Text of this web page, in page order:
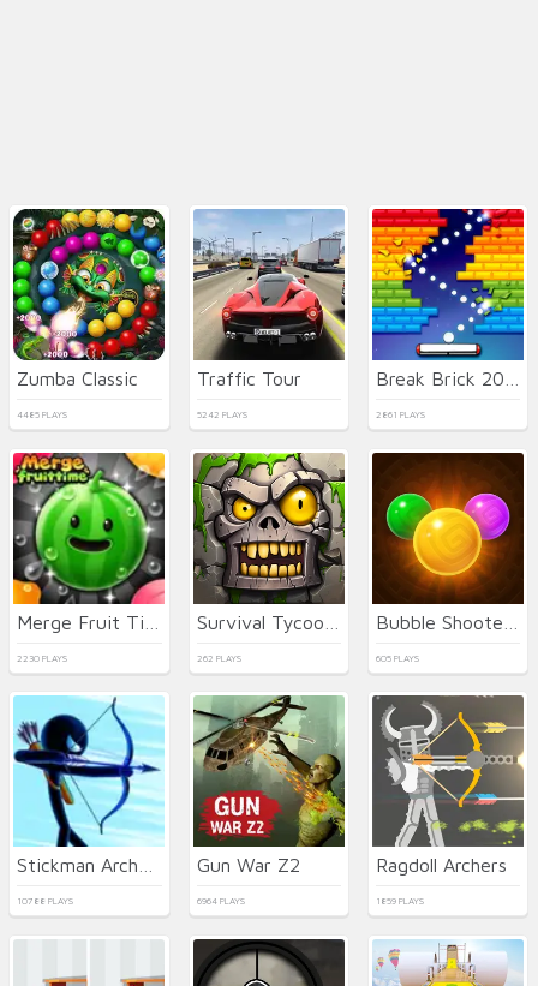
Zumba Classic
4485 PLAYS
Traffic Tour
5242 PLAYS 2861 PLAYS
2230 PLAYS 262 PLAYS 605 PLAYS
10788 PLAYS
Gun War Z2
6964 PLAYS
Ragdoll Archers
1859 PLAYS